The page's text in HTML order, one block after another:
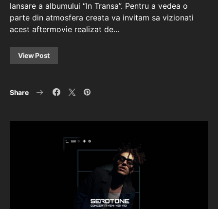
lansare a albumului “In Transa”. Pentru a vedea o
parte din atmosfera creata va invitam sa vizionati
acest aftermovie realizat de…
View Post
Share